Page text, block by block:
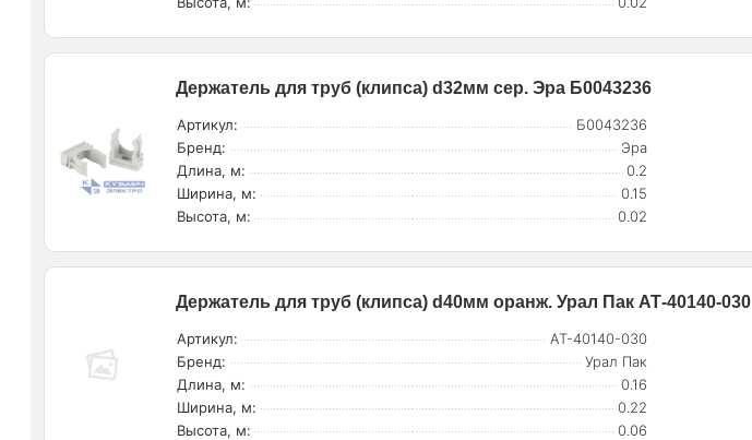
Держатель для труб (клипса) d32мм сер. Эра Б0043236
Артикул:
Б0043236
Бренд:
Эра
Длина, м:
0.2
Ширина, м:
0.15
Высота, м:
0.02
Держатель для труб (клипса) d40мм оранж. Урал Пак АТ-40140-030
Артикул:
АТ-40140-030
Бренд:
Урал Пак
Длина, м:
0.16
Ширина, м:
0.22
Высота, м:
0.06